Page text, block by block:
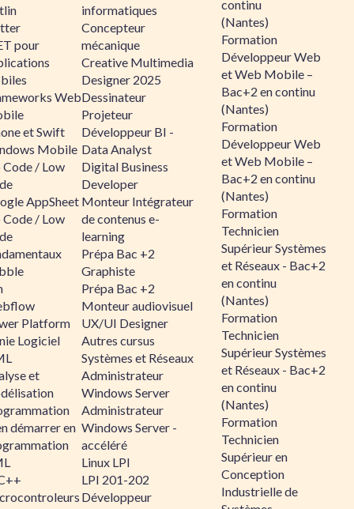
pour
Web
et Swift
Mobile
/ Low
AppSheet
/ Low
Platform
Logiciel
et
démarrer en
informatiques
Concepteur
mécanique
Creative Multimedia
Designer 2025
Dessinateur
Projeteur
Développeur BI -
Data Analyst
Digital Business
Developer
Monteur Intégrateur
de contenus e-
learning
Prépa Bac +2
Graphiste
Prépa Bac +2
Monteur audiovisuel
UX/UI Designer
Autres cursus
Systèmes et Réseaux
Administrateur
Windows Server
Administrateur
Windows Server -
accéléré
Linux LPI
LPI 201-202
Développeur
continu
(Nantes)
Formation
Développeur Web
et Web Mobile –
Bac+2 en continu
(Nantes)
Formation
Développeur Web
et Web Mobile –
Bac+2 en continu
(Nantes)
Formation
Technicien
Supérieur Systèmes
et Réseaux - Bac+2
en continu
(Nantes)
Formation
Technicien
Supérieur Systèmes
et Réseaux - Bac+2
en continu
(Nantes)
Formation
Technicien
Supérieur en
Conception
Industrielle de